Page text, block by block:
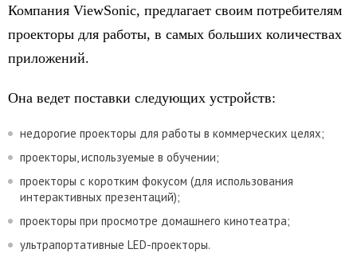
Компания ViewSonic, предлагает своим потребителям
проекторы для работы, в самых больших количествах
приложений.
Она ведет поставки следующих устройств:
недорогие проекторы для работы в коммерческих целях;
проекторы, используемые в обучении;
проекторы с коротким фокусом (для использования
интерактивных презентаций);
проекторы при просмотре домашнего кинотеатра;
ультрапортативные LED-проекторы.